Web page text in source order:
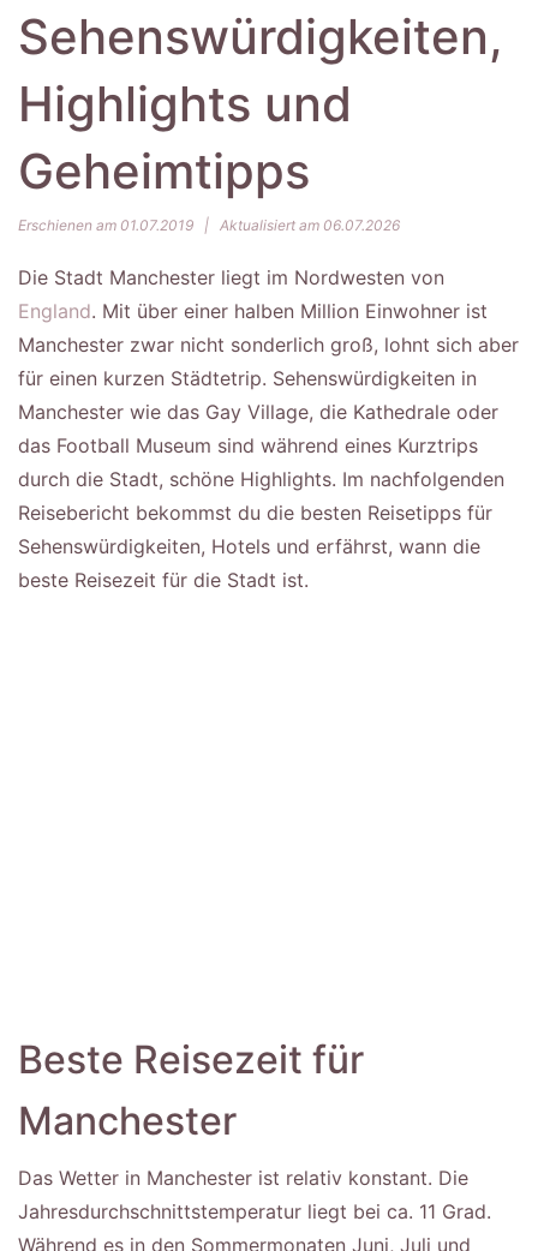
Sehenswürdigkeiten,
Highlights und
Geheimtipps
Erschienen am 01.07.2019 | Aktualisiert am 06.07.2026
Die Stadt Manchester liegt im Nordwesten von
England. Mit über einer halben Million Einwohner ist
Manchester zwar nicht sonderlich groß, lohnt sich aber
für einen kurzen Städtetrip. Sehenswürdigkeiten in
Manchester wie das Gay Village, die Kathedrale oder
das Football Museum sind während eines Kurztrips
durch die Stadt, schöne Highlights. Im nachfolgenden
Reisebericht bekommst du die besten Reisetipps für
Sehenswürdigkeiten, Hotels und erfährst, wann die
beste Reisezeit für die Stadt ist.
Beste Reisezeit für
Manchester
Das Wetter in Manchester ist relativ konstant. Die
Jahresdurchschnittstemperatur liegt bei ca. 11 Grad.
Während es in den Sommermonaten Juni, Juli und